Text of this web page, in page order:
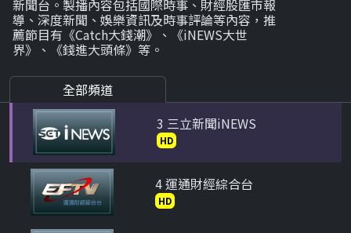
新聞台。製播內容包括國際時事、財經股匯市報
導、深度新聞、娛樂資訊及時事評論等內容，推
薦節目有《Catch大錢潮》、《iNEWS大世
界》、《錢進大頭條》等。
全部頻道
HD
HD
3 三立新聞iNEWS
HD
4 運通財經綜合台
HD